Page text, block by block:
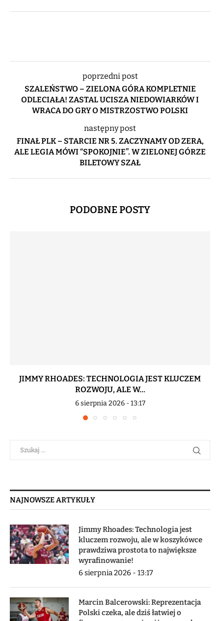
poprzedni post
SZALEŃSTWO – ZIELONA GÓRA KOMPLETNIE
ODLECIAŁA! ZASTAL UCISZA NIEDOWIARKÓW I
WRACA DO GRY O MISTRZOSTWO POLSKI
następny post
FINAŁ PLK – STARCIE NR 5. ZACZYNAMY OD ZERA,
ALE LEGIA MÓWI “SPOKOJNIE”. W ZIELONEJ GÓRZE
BILETOWY SZAŁ
PODOBNE POSTY
JIMMY RHOADES: TECHNOLOGIA JEST KLUCZEM
ROZWOJU, ALE W...
6 sierpnia 2026 - 13:17
NAJNOWSZE ARTYKUŁY
Jimmy Rhoades: Technologia jest
kluczem rozwoju, ale w koszykówce
prawdziwa prostota to największe
wyrafinowanie!
6 sierpnia 2026 - 13:17
Marcin Balcerowski: Reprezentacja
Polski czeka, ale dziś łatwiej o